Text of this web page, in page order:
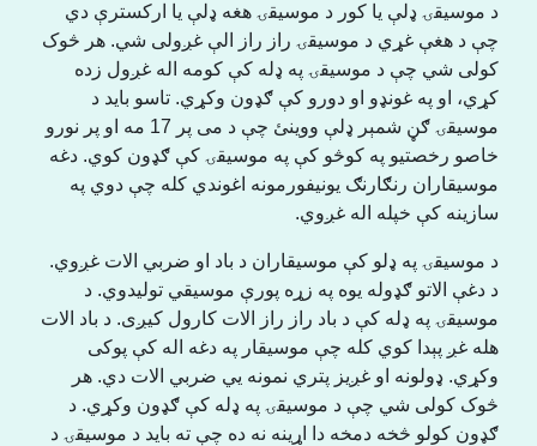
د موسیقۍ ډلې یا کور د موسیقۍ هغه ډلې یا ارکسترې دي
چې د هغې غړي د موسیقۍ راز راز الې غږولی شي. هر څوک
کولی شي چې د موسیقۍ په ډله کې کومه اله غږول زده
کړي، او په غونډو او دورو کې ګډون وکړي. تاسو باید د
موسیقۍ ګڼ شمېر ډلې ووینئ چې د می پر 17 مه او پر نورو
خاصو رخصتیو په کوڅو کې په موسیقۍ کې ګډون کوي. دغه
موسیقاران رنګارنګ یونیفورمونه اغوندي کله چې دوي په
سازینه کې خپله اله غږوي.
د موسیقۍ په ډلو کې موسیقاران د باد او ضربي الات غږوي.
د دغې الاتو ګډوله یوه په زړه پورې موسیقي تولیدوي. د
موسیقۍ په ډله کې د باد راز راز الات کارول کیږی. د باد الات
هله غږ پېدا کوي کله چې موسیقار په دغه اله کې پوکی
وکړي. ډولونه او غږیز پتري نمونه یي ضربي الات دي. هر
څوک کولی شي چې د موسیقۍ په ډله کې ګډون وکړي. د
ګډون کولو څخه دمخه دا اړینه نه ده چې ته باید د موسیقۍ د